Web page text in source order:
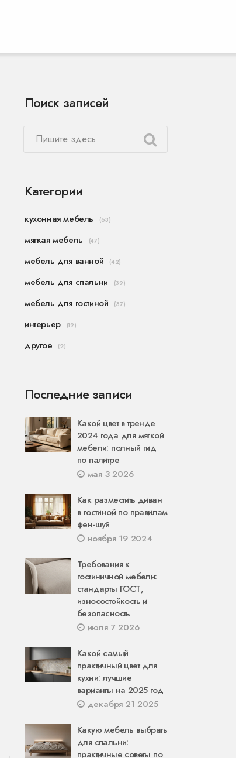
Поиск записей
Категории
кухонная мебель (63)
мягкая мебель (47)
мебель для ванной (42)
мебель для спальни (39)
мебель для гостиной (37)
интерьер (19)
другое (2)
Последние записи
Какой цвет в тренде
2024 года для мягкой
мебели: полный гид
по палитре
мая 3 2026
Как разместить диван
в гостиной по правилам
фен-шуй
ноября 19 2024
Требования к
гостиничной мебели:
стандарты ГОСТ,
износостойкость и
безопасность
июля 7 2026
Какой самый
практичный цвет для
кухни: лучшие
варианты на 2025 год
декабря 21 2025
Какую мебель выбрать
для спальни:
практичные советы по